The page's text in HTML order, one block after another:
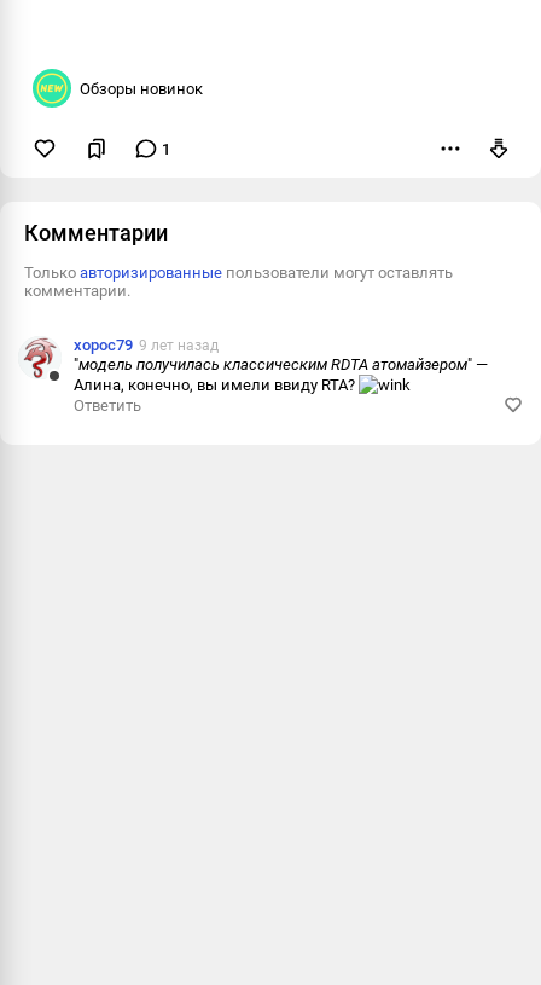
Обзоры новинок
1
Комментарии
Только авторизированные пользователи могут оставлять
комментарии.
xopoc79 9 лет назад
"модель получилась классическим RDTA атомайзером" —
Алина, конечно, вы имели ввиду RTA?
Ответить